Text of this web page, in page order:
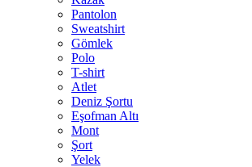
Pantolon
Sweatshirt
Gömlek
Polo
T-shirt
Atlet
Deniz Şortu
Eşofman Altı
Mont
Şort
Yelek